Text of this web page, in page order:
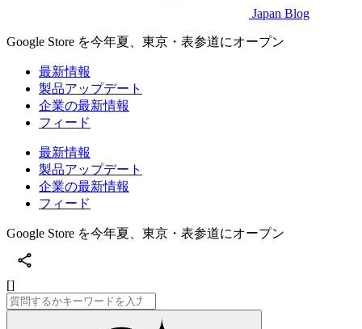
Japan Blog
Google Store を今年夏、東京・表参道にオープン
最新情報
製品アップデート
企業の最新情報
フィード
最新情報
製品アップデート
企業の最新情報
フィード
Google Store を今年夏、東京・表参道にオープン
[]